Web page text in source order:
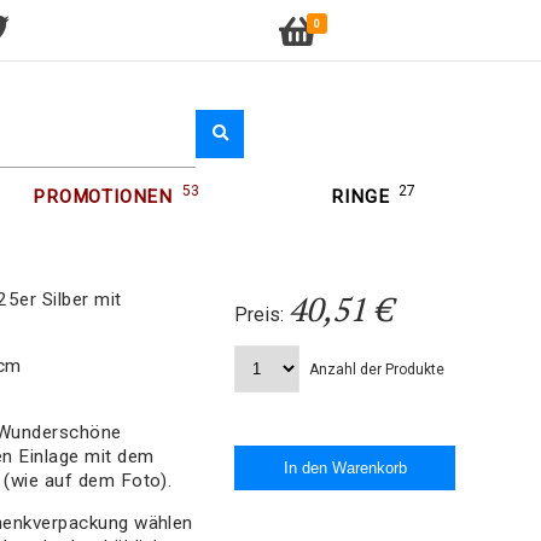
0
PROMOTIONEN 53 RINGE 27
Silber mit
Einlage mit dem
auf dem Foto).
wählen
Preis: 40,51 €
Anzahl der Produkte